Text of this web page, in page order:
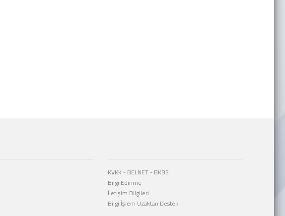
KVKK - BELNET - BKBS
Bilgi Edinme
İletişim Bilgileri
Bilgi İşlem Uzaktan Destek